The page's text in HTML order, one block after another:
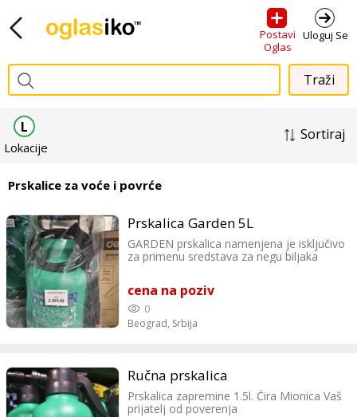
Postavi
Oglas
Uloguj Se
Sortiraj
L
Lokacije
Prskalice za voće i povrće
Prskalica Garden 5L
GARDEN prskalica namenjena je isključivo
za primenu sredstava za negu biljaka
cena na poziv
0
Beograd, Srbija
Ručna prskalica
Prskalica zapremine 1.5l. Ćira Mionica Vaš
prijatelj od poverenja